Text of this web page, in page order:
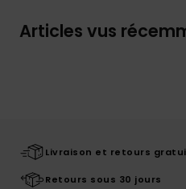
Articles vus
Livraison et retours
Retours sous 30 jours